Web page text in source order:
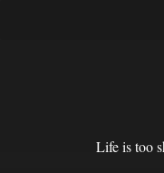
Life is too